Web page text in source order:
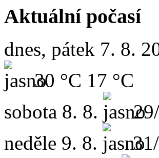
Aktuální počasí
dnes, pátek 7. 8.
30 °C 17 °C
sobota 8. 8.
neděle 9. 8.